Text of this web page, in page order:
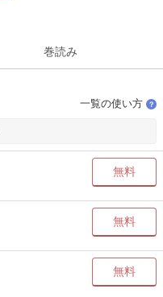
巻読み
一覧の使い方 ？
無料
無料
無料